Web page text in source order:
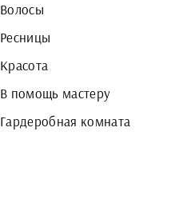
Волосы
Ресницы
Красота
В помощь мастеру
Гардеробная комната